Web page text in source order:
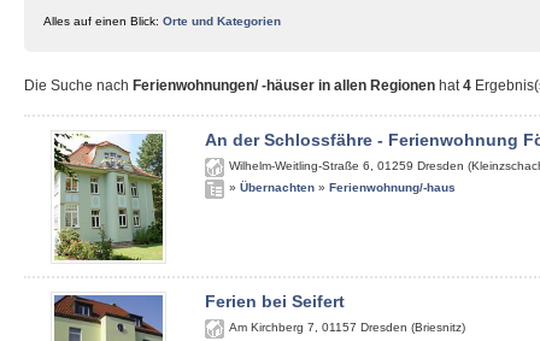
Alles auf einen Blick: Orte und Kategorien
Die Suche nach Ferienwohnungen/ -häuser in allen Regionen hat4
An der Schlossfähre - Ferienwohnung
Wilhelm-Weitling-Straße 6 01259 Dresden
» Übernachten » Ferienwohnung/-haus
Ferien bei Seifert
Am Kirchberg 7 01157 Dresden (Briesnitz)